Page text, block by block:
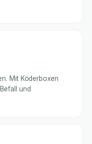
Mit Köderboxen
und